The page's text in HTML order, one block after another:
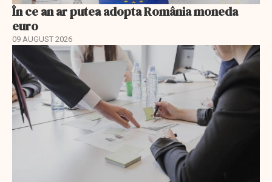
În ce an ar putea adopta România moneda
euro
09 AUGUST 2026